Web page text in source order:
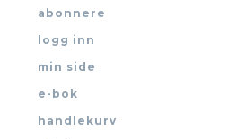
abonnere
logg inn
min side
e-bok
handlekurv